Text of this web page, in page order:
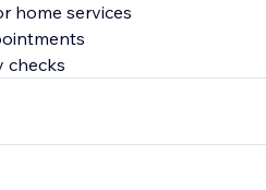
home services
checks